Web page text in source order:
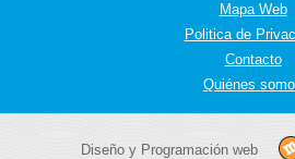
Mapa Web
Politica de
Contacto
Quiénes
Diseño y Programación web